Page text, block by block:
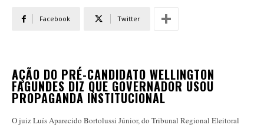
Facebook Twitter
AÇÃO DO PRÉ-CANDIDATO WELLINGTON
FAGUNDES DIZ QUE GOVERNADOR USOU
PROPAGANDA INSTITUCIONAL
O juiz Luís Aparecido Bortolussi Júnior, do Tribunal Regional Eleitoral